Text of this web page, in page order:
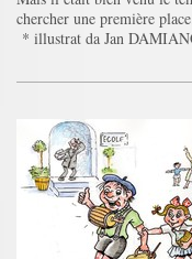
chercher une première
* illustrat da Jan